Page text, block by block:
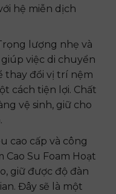
hệ miễn dịch
lượng nhẹ và
việc di chuyển
thay đổi vị trí nệm
cách tiện lợi. Chất
vệ sinh, giữ cho
cao cấp và công
Cao Su Foam Hoạt
giữ được độ đàn
Đây sẽ là một